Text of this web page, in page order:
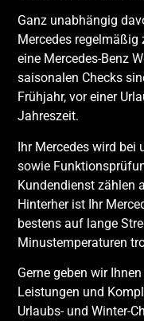
Ganz unabhängig
Mercedes
eine Mercedes-Benz
saisonalen Checks
Frühjahr, vor einer
Jahreszeit.
Ihr Mercedes wird bei
sowie
Kundendienst zählen
Hinterher ist Ihr
bestens auf lange
Minustemperaturen
Gerne geben wir
Leistungen und
Urlaubs- und Winter-